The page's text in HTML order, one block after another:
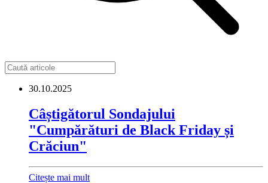
30.10.2025
Câștigătorul Sondajului
"Cumpărături de Black Friday și
Crăciun"
Citește mai mult